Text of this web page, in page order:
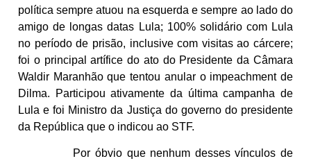
política sempre atuou na esquerda e sempre ao lado do
amigo de longas datas Lula; 100% solidário com Lula
no período de prisão, inclusive com visitas ao cárcere;
foi o principal artífice do ato do Presidente da Câmara
Waldir Maranhão que tentou anular o impeachment de
Dilma. Participou ativamente da última campanha de
Lula e foi Ministro da Justiça do governo do presidente
da República que o indicou ao STF.
Por óbvio que nenhum desses vínculos de